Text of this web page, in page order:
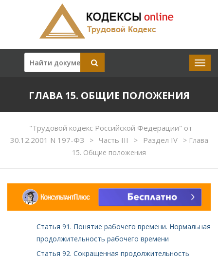
ГЛАВА 15. ОБЩИЕ ПОЛОЖЕНИЯ
"Трудовой кодекс Российской Федерации" от
30.12.2001 N 197-ФЗ
> Часть III > Раздел IV >Глава
15. Общие положения
Статья 91. Понятие рабочего времени. Нормальная
продолжительность рабочего времени
Статья 92. Сокращенная продолжительность